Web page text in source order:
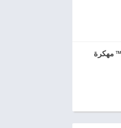
تحميل لعبة Ludo King™ مهكرة